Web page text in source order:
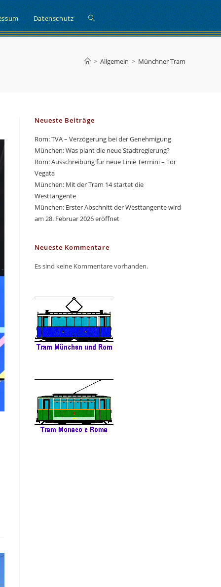
Datenschutz Website-
> Allgemein > Münchner Tram
Neueste Beiträge
Rom: TVA – Verzögerung bei der Genehmigung
München: Was plant die neue Stadtregierung?
Rom: Ausschreibung für neue Linie Termini – Tor
Vegata
München: Mit der Tram 14 startet die
Westtangente
München: Erster Abschnitt der Westtangente wird
am 28. Februar 2026 eröffnet
Neueste Kommentare
Es sind keine Kommentare vorhanden.